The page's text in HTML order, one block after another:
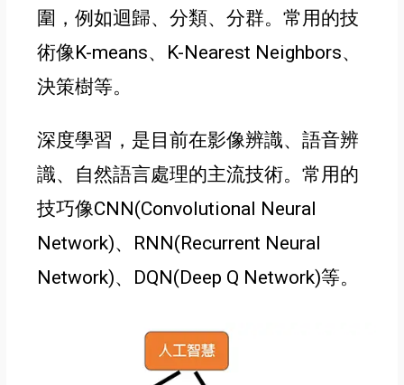
圍 ，例如迴歸、分類、分群。常用的技
術像K-means、K-Nearest Neighbors、
決策樹等。
深度學習 ，是目前在影像辨識、語音辨
識、自然語言處理的主流技術。常用的
技巧像CNN(Convolutional Neural
Network)、RNN(Recurrent Neural
Network)、DQN(Deep Q Network)等。